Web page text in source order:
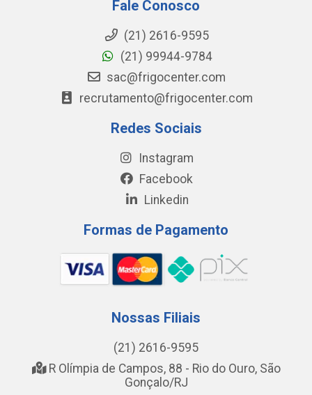
Fale Conosco
(21) 2616-9595
(21) 99944-9784
sac@frigocenter.com
recrutamento@frigocenter.com
Redes Sociais
Instagram
Facebook
Linkedin
Formas de Pagamento
Nossas Filiais
(21) 2616-9595
R Olímpia de Campos, 88 - Rio do Ouro, São
Gonçalo/RJ